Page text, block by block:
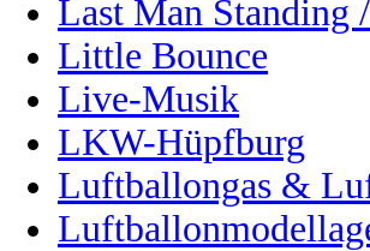
Last Man Standing
Little Bounce
Live-Musik
LKW-Hüpfburg
Luftballongas &